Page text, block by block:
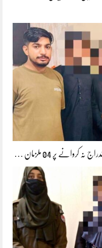
کروانے پر 04 ملزمان …